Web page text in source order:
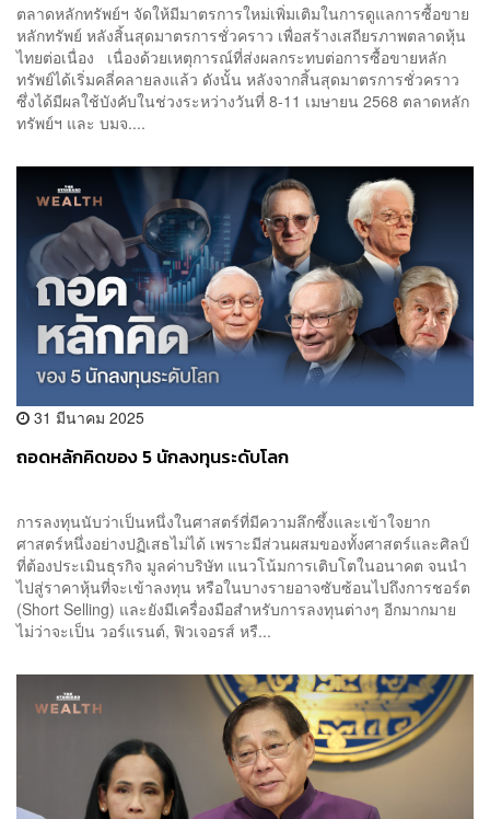
ที่สิ้นสุดลง
ตลาดหลักทรัพย์ฯ จัดให้มีมาตรการใหม่เพิ่มเติมในการดูแลการซื้อขาย
หลักทรัพย์ หลังสิ้นสุดมาตรการชั่วคราว เพื่อสร้างเสถียรภาพตลาดหุ้น
ไทยต่อเนื่อง เนื่องด้วยเหตุการณ์ที่ส่งผลกระทบต่อการซื้อขายหลัก
ทรัพย์ได้เริ่มคลี่คลายลงแล้ว ดังนั้น หลังจากสิ้นสุดมาตรการชั่วคราว
ซึ่งได้มีผลใช้บังคับในช่วงระหว่างวันที่ 8-11 เมษายน 2568 ตลาดหลัก
ทรัพย์ฯ และ บมจ....
31 มีนาคม 2025
ถอดหลักคิดของ 5 นักลงทุนระดับโลก
การลงทุนนับว่าเป็นหนึ่งในศาสตร์ที่มีความลึกซึ้งและเข้าใจยาก
ศาสตร์หนึ่งอย่างปฏิเสธไม่ได้ เพราะมีส่วนผสมของทั้งศาสตร์และศิลป์
ที่ต้องประเมินธุรกิจ มูลค่าบริษัท แนวโน้มการเติบโตในอนาคต จนนำ
ไปสู่ราคาหุ้นที่จะเข้าลงทุน หรือในบางรายอาจซับซ้อนไปถึงการชอร์ต
(Short Selling) และยังมีเครื่องมือสำหรับการลงทุนต่างๆ อีกมากมาย
ไม่ว่าจะเป็น วอร์แรนต์, ฟิวเจอรส์ หรื...